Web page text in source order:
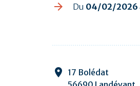
Du 04/02/2026
17 Bolédat